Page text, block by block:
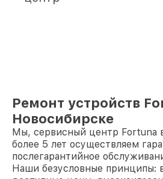
Ремонт устройств
Новосибирске
Мы, сервисный центр Fortuna
более 5 лет осуществляем
послегарантийное
Наши безусловные принципы: